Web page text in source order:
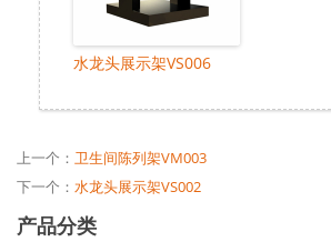
水龙头展示架VS006
上一个： 卫生间陈列架VM003
下一个： 水龙头展示架VS002
产品分类